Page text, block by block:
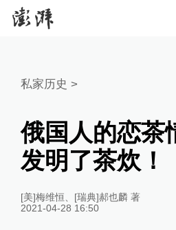
私家历史 >
俄国人的恋茶
发明了茶炊！
[美]梅维恒、[瑞典]郝也麟 著
2021-04-28 16:50